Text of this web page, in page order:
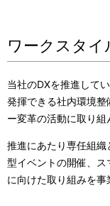
ワークスタイ
当社のDXを推進して
発揮できる社内環境
ー変革の活動に取り組
推進にあたり専任組
型イベントの開催、
に向けた取り組みを事